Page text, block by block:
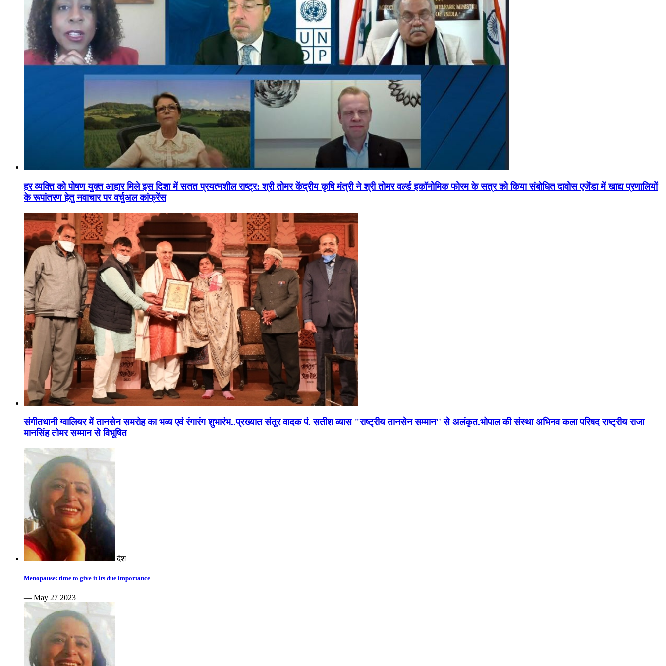
हर व्यक्ति को पोषण युक्त आहार मिले इस दिशा में सतत प्रयत्नशील राष्ट्र: श्री तोमर केंद्रीय कृषि मंत्री ने श्री तोमर वर्ल्ड इकॉनोमिक फोरम के सत्र को किया संबोधित दावोस एजेंडा में खाद्य प्रणालियों
के रूपांतरण हेतु नवाचार पर वर्चुअल कांफ्रेंस
संगीतधानी ग्वालियर में तानसेन समरोह का भव्य एवं रंगारंग शुभारंभ..प्रख्यात संतूर वादक पं. सतीश व्यास "राष्ट्रीय तानसेन सम्मान'' से अलंकृत.भोपाल की संस्था अभिनव कला परिषद राष्ट्रीय राजा
मानसिंह तोमर सम्मान से विभूषित
देश
Menopause: time to give it its due importance
— May 27 2023